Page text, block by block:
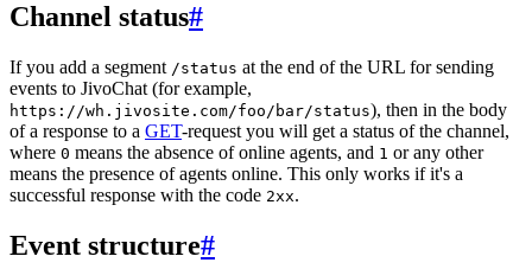
Channel status#
If you add a segment /status at the end of the URL for sending
events to JivoChat (for example,
https://wh.jivosite.com/foo/bar/status), then in the body
of a response to a GET-request you will get a status of the channel,
where 0 means the absence of online agents, and 1 or any other
means the presence of agents online. This only works if it's a
successful response with the code 2xx.
Event structure#